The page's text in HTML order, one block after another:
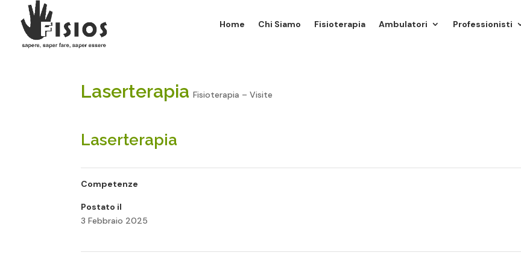
Home Chi Siamo Fisioterapia Ambulatori Professionisti
Laserterapia Fisioterapia – Visite
Laserterapia
Competenze
Postato il
3 Febbraio 2025